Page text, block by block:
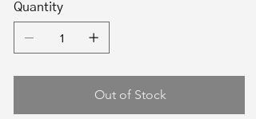
Quantity
Out of Stock